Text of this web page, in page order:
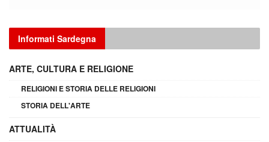
Informati Sardegna
ARTE, CULTURA E RELIGIONE
RELIGIONI E STORIA DELLE RELIGIONI
STORIA DELL'ARTE
ATTUALITÀ